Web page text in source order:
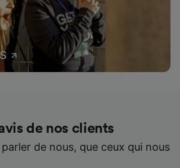
de nos clients
de nous, que ceux qui nous